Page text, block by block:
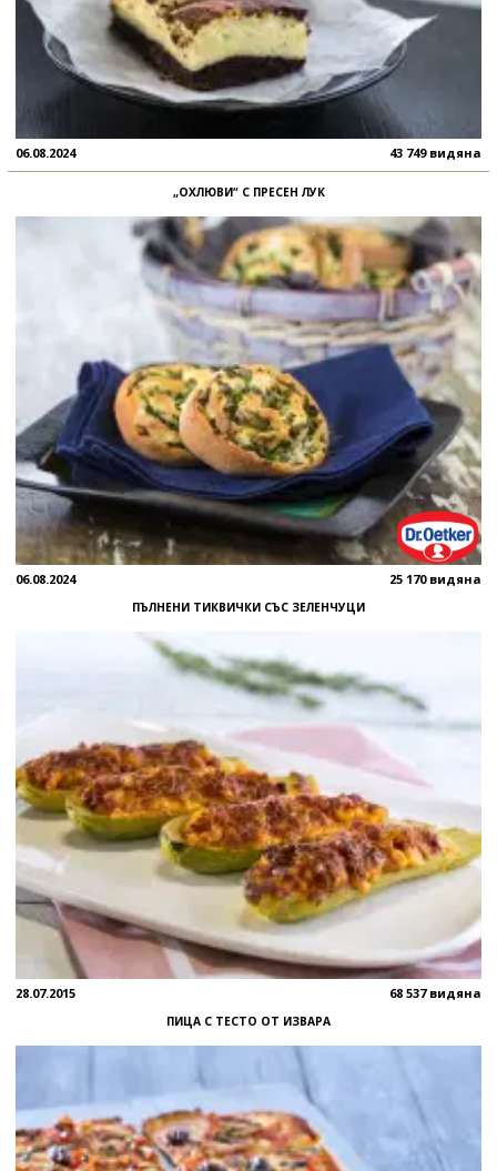
06.08.2024 43 749 видяна
„ОХЛЮВИ“ С ПРЕСЕН ЛУК
06.08.2024 25 170 видяна
ПЪЛНЕНИ ТИКВИЧКИ СЪС ЗЕЛЕНЧУЦИ
28.07.2015 68 537 видяна
ПИЦА С ТЕСТО ОТ ИЗВАРА